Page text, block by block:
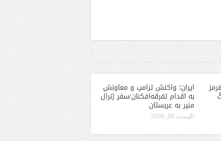
ایران؛ واکنش ترامپ و معاونش
به اقدام تفرقه‌افکنان/سفر ژنرال
منیر به عربستان
آگوست 06, 2026